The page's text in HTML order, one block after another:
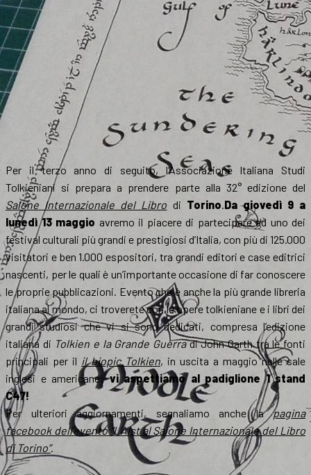
Per il terzo anno di seguito, l’Associazione Italiana Studi
Tolkieniani si prepara a prendere parte alla 32° edizione del
Salone Internazionale del Libro di Torino.Da giovedì 9 a
lunedì 13 maggio avremo il piacere di partecipare ad uno dei
festival culturali più grandi e prestigiosi d’Italia, con più di 125.000
visitatori e ben 1.000 espositori, tra grandi editori e case editrici
nascenti, per le quali è un’importante occasione di far conoscere
le proprie pubblicazioni. Evento che è anche la più grande libreria
italiana al mondo, ci troverete con le opere tolkieniane e i libri dei
grandi studiosi che vi si sono dedicati, compresa l’edizione
italiana di Tolkien e la Grande Guerradi John Garth tra le fonti
principali per il il biopic Tolkien, in uscita a maggio nelle sale
inglesi e americane:vi aspettiamo al padiglione 1 stand
C47!
Per ulteriori aggiornamenti, segnaliamo anche lapagina
facebook dell’evento “L’Aist al Salone Internazionale del Libro
di Torino”.